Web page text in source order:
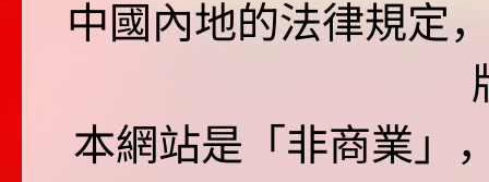
中國內地的法律規定
本網站是「非商業